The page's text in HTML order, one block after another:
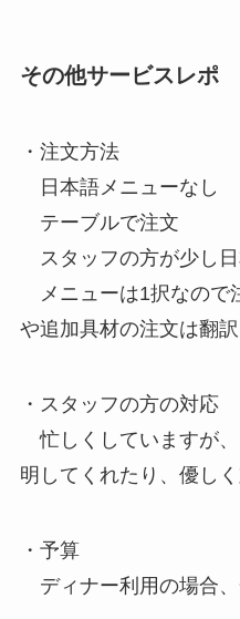
その他サービスレポ
・注文方法
日本語メニューなし
テーブルで注文
スタッフの方が少し
メニューは1択なので
や追加具材の注文は翻
・ スタッフの方の対応
忙しくしていますが
明してくれたり、優し
・予算
ディナー利用の場合